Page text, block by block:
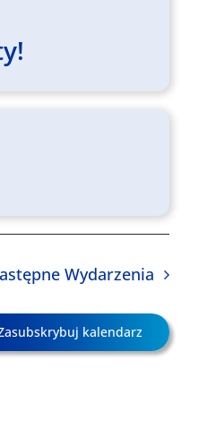
Wydarzenia
kalendarz